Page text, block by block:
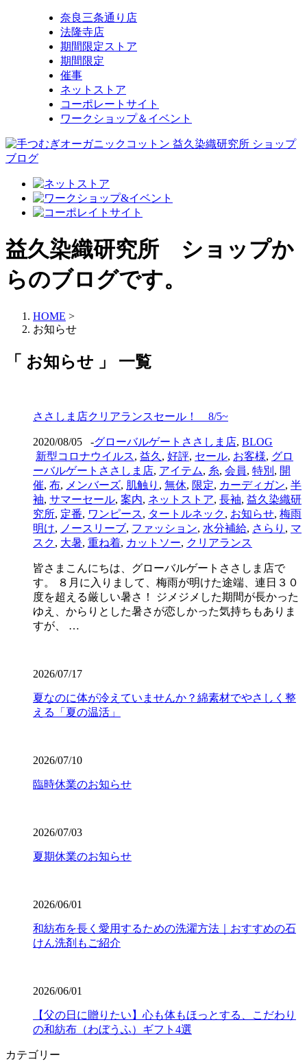
奈良三条通り店
法隆寺店
期間限定ストア
期間限定
催事
ネットストア
コーポレートサイト
ワークショップ＆イベント
益久染織研究所 ショップか
らのブログです。
HOME >
お知らせ
「 お知らせ 」 一覧
ささしま店クリアランスセール！ 8/5~
2020/08/05 -グローバルゲートささしま店, BLOG
新型コロナウイルス, 益久 , 好評, セール, お客様, グロ
ーバルゲートささしま店, アイテム, 糸, 会員, 特別 , 開
催, 布, メンバーズ, 肌触り , 無休, 限定, カーディガン, 半
袖, サマーセール, 案内, ネットストア, 長袖, 益久染織研
究所, 定番, ワンピース, タートルネック, お知らせ, 梅雨
明け, ノースリーブ, ファッション, 水分補給, さらり , マ
スク, 大暑, 重ね着, カットソー, クリアランス
皆さまこんにちは、グローバルゲートささしま店で
す。 ８月に入りまして、梅雨が明けた途端、連日３０
度を超える厳しい暑さ！ ジメジメした期間が長かった
ゆえ、からりとした暑さが恋しかった気持ちもありま
すが、 …
2026/07/17
夏なのに体が冷えていませんか？綿素材でやさしく整
える「夏の温活」
2026/07/10
臨時休業のお知らせ
2026/07/03
夏期休業のお知らせ
2026/06/01
和紡布を長く愛用するための洗濯方法｜おすすめの石
けん洗剤もご紹介
2026/06/01
【父の日に贈りたい】心も体もほっとする、こだわり
の和紡布（わぼうふ）ギフト4選
カテゴリー